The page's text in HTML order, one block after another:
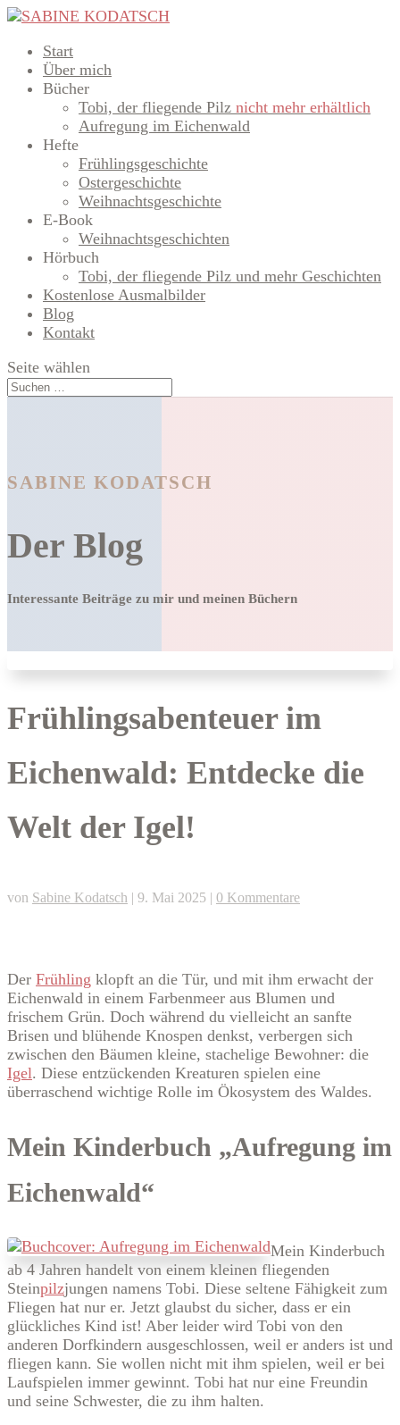
Start
Über mich
Bücher
Tobi, der fliegende Pilz nicht mehr erhältlich
Aufregung im Eichenwald
Hefte
Frühlingsgeschichte
Ostergeschichte
Weihnachtsgeschichte
E-Book
Weihnachtsgeschichten
Hörbuch
Tobi, der fliegende Pilz und mehr Geschichten
Kostenlose Ausmalbilder
Blog
Kontakt
Seite wählen
SABINE KODATSCH
Der Blog
Interessante Beiträge zu mir und meinen Büchern
Frühlingsabenteuer im
Eichenwald: Entdecke die
Welt der Igel!
von Sabine Kodatsch | 9. Mai 2025 | 0 Kommentare
Der Frühling klopft an die Tür, und mit ihm erwacht der
Eichenwald in einem Farbenmeer aus Blumen und
frischem Grün. Doch während du vielleicht an sanfte
Brisen und blühende Knospen denkst, verbergen sich
zwischen den Bäumen kleine, stachelige Bewohner: die
Igel. Diese entzückenden Kreaturen spielen eine
überraschend wichtige Rolle im Ökosystem des Waldes.
Mein Kinderbuch „Aufregung im
Eichenwald“
Mein Kinderbuch
ab 4 Jahren handelt von einem kleinen fliegenden
Steinpilzjungen namens Tobi. Diese seltene Fähigkeit zum
Fliegen hat nur er. Jetzt glaubst du sicher, dass er ein
glückliches Kind ist! Aber leider wird Tobi von den
anderen Dorfkindern ausgeschlossen, weil er anders ist und
fliegen kann. Sie wollen nicht mit ihm spielen, weil er bei
Laufspielen immer gewinnt. Tobi hat nur eine Freundin
und seine Schwester, die zu ihm halten.